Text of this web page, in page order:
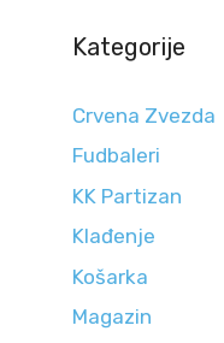
Kategorije
Crvena Zvezda
Fudbaleri
KK Partizan
Klađenje
Košarka
Magazin